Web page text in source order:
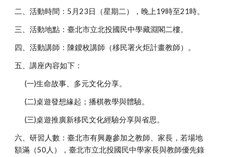
二、活動時間：5月23日（星期二），晚上19時至21時。
三、活動地點：臺北市立北投國民中學藏淵閣二樓。
四、活動講師：陳鑀枚講師（移民署火炬計畫教師）。
五、講座內容如下：
(一)生命故事、多元文化分享。
(二)桌遊發想緣起；播棋教學與體驗。
(三)桌遊推廣新移民文化經驗分享與省思。
六、研習人數：臺北市有興趣參加之教師、家長，若場地
額滿（50人），臺北市立北投國民中學家長與教師優先錄